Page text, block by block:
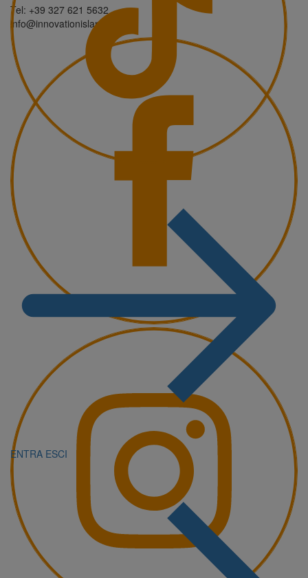
ENTRA ESCI
Tel: +39 327 621 5632
info@innovationisland.it